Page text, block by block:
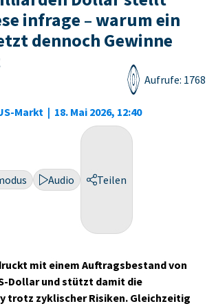
infrage – warum ein
dennoch Gewinne
Markt | 18. Mai 2026, 12:40
Aufrufe: 1768
Audio Teilen
mit einem Auftragsbestand von
und stützt damit die
trotz zyklischer Risiken. Gleichzeitig